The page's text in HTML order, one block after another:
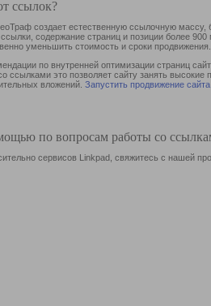
ссылок?
создает естественную ссылочную
содержание страниц и позиции более
уменьшить стоимость и сроки продвижения.
по внутренней оптимизации страниц
ссылками это позволяет сайту занять
вложений. Запустить продвижение сайта
по вопросам работы со
сервисов Linkpad, свяжитесь с нашей